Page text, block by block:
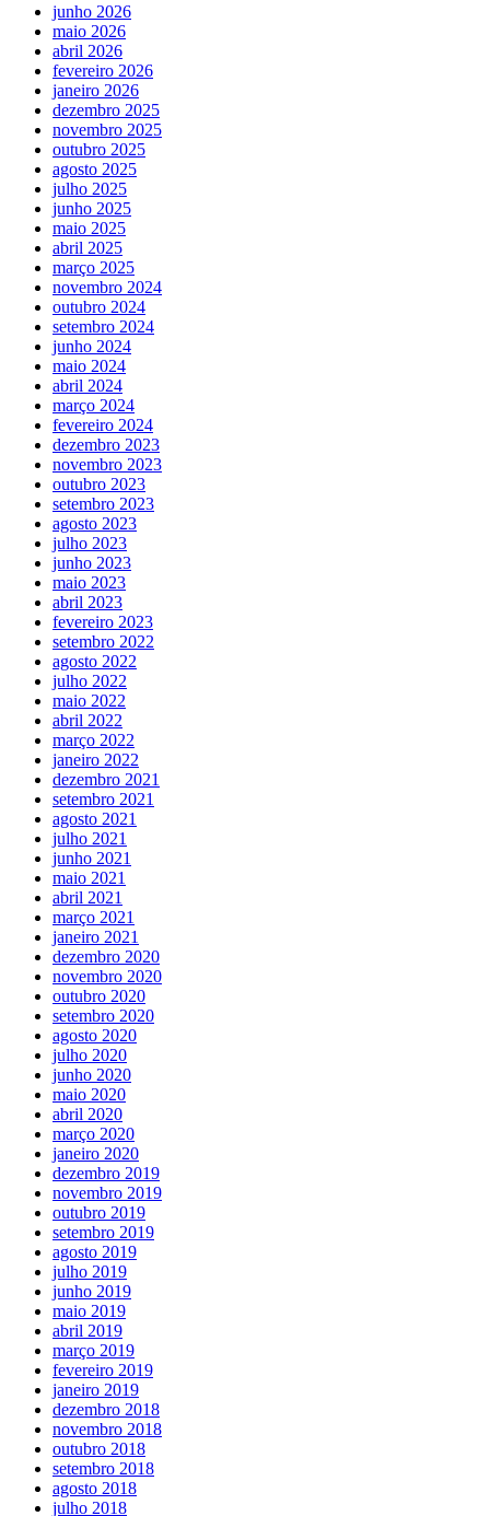
junho 2026
maio 2026
abril 2026
fevereiro 2026
janeiro 2026
dezembro 2025
novembro 2025
outubro 2025
agosto 2025
julho 2025
junho 2025
maio 2025
abril 2025
março 2025
novembro 2024
outubro 2024
setembro 2024
junho 2024
maio 2024
abril 2024
março 2024
fevereiro 2024
dezembro 2023
novembro 2023
outubro 2023
setembro 2023
agosto 2023
julho 2023
junho 2023
maio 2023
abril 2023
fevereiro 2023
setembro 2022
agosto 2022
julho 2022
maio 2022
abril 2022
março 2022
janeiro 2022
dezembro 2021
setembro 2021
agosto 2021
julho 2021
junho 2021
maio 2021
abril 2021
março 2021
janeiro 2021
dezembro 2020
novembro 2020
outubro 2020
setembro 2020
agosto 2020
julho 2020
junho 2020
maio 2020
abril 2020
março 2020
janeiro 2020
dezembro 2019
novembro 2019
outubro 2019
setembro 2019
agosto 2019
julho 2019
junho 2019
maio 2019
abril 2019
março 2019
fevereiro 2019
janeiro 2019
dezembro 2018
novembro 2018
outubro 2018
setembro 2018
agosto 2018
julho 2018